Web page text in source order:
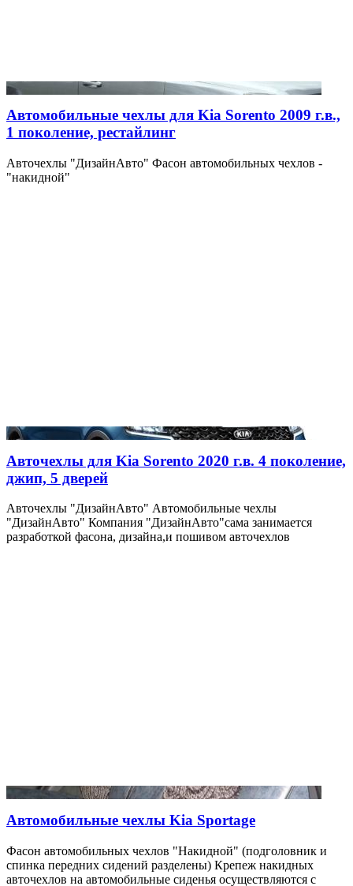
Автомобильные чехлы для Kia Sorento 2009 г.в.,
1 поколение, рестайлинг
Авточехлы "ДизайнАвто" Фасон автомобильных чехлов -
"накидной"
Авточехлы для Kia Sorento 2020 г.в. 4 поколение,
джип, 5 дверей
Авточехлы "ДизайнАвто" Автомобильные чехлы
"ДизайнАвто" Компания "ДизайнАвто"сама занимается
разработкой фасона, дизайна,и пошивом авточехлов
Автомобильные чехлы Kia Sportage
Фасон автомобильных чехлов "Накидной" (подголовник и
спинка передних сидений разделены) Крепеж накидных
авточехлов на автомобильные сиденья осуществляются с